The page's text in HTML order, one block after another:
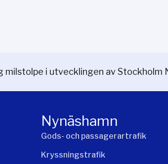
milstolpe i utvecklingen av Stockholm
Nynäshamn
Gods- och passagerartrafik
Kryssningstrafik